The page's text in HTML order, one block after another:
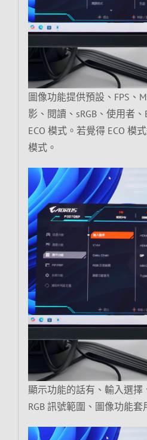
圖像功能提供預設、FPS、
影、閱讀、sRGB、使用者
ECO 模式。若覺得 ECO 模
模式。
顯示功能的話有、輸入選擇
RGB 訊號範圍、圖像功能套